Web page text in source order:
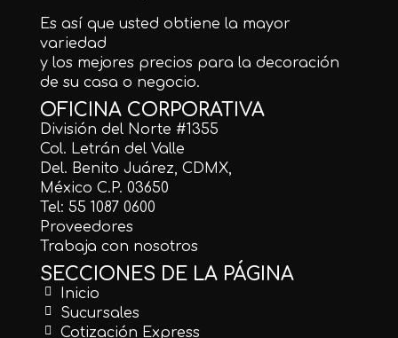
Es así que usted obtiene la mayor
variedad
y los mejores precios para la decoración
de su casa o negocio.
OFICINA CORPORATIVA
División del Norte #1355
Col. Letrán del Valle
Del. Benito Juárez, CDMX,
México C.P. 03650
Tel: 55 1087 0600
Proveedores
Trabaja con nosotros
SECCIONES DE LA PÁGINA
Inicio
Sucursales
Cotización Express